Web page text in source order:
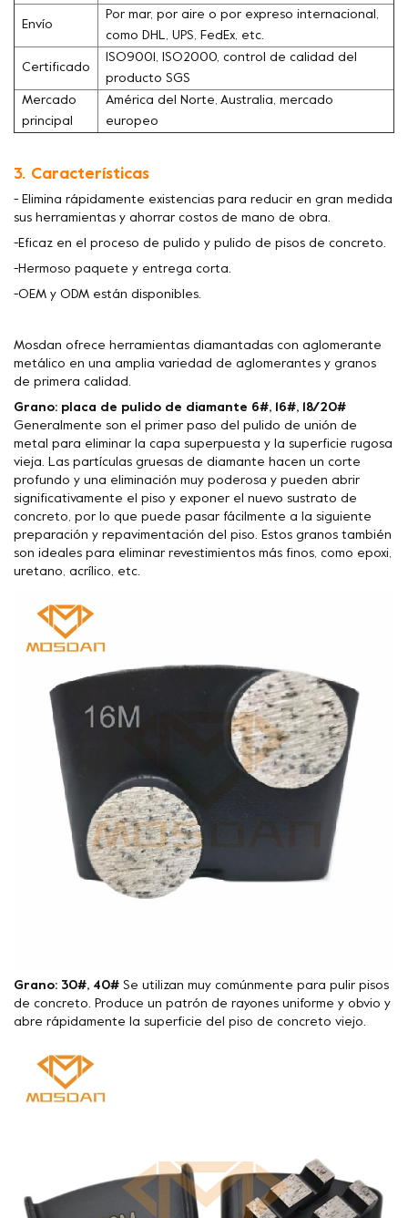
Envío
Por mar, por aire o por expreso internacional,
como DHL, UPS, FedEx, etc.
Certificado
ISO9001, ISO2000, control de calidad del
producto SGS
Mercado
principal
América del Norte, Australia, mercado
europeo
3. Características
- Elimina rápidamente existencias para reducir en gran medida
sus herramientas y ahorrar costos de mano de obra.
-Eficaz en el proceso de pulido y pulido de pisos de concreto.
-Hermoso paquete y entrega corta.
-OEM y ODM están disponibles.
Mosdan ofrece herramientas diamantadas con aglomerante
metálico en una amplia variedad de aglomerantes y granos
de primera calidad.
Grano: placa de pulido de diamante 6#, 16#, 18/20#
Generalmente son el primer paso del pulido de unión de
metal para eliminar la capa superpuesta y la superficie rugosa
vieja. Las partículas gruesas de diamante hacen un corte
profundo y una eliminación muy poderosa y pueden abrir
significativamente el piso y exponer el nuevo sustrato de
concreto, por lo que puede pasar fácilmente a la siguiente
preparación y repavimentación del piso. Estos granos también
son ideales para eliminar revestimientos más finos, como epoxi,
uretano, acrílico, etc.
Grano: 30#, 40# Se utilizan muy comúnmente para pulir pisos
de concreto. Produce un patrón de rayones uniforme y obvio y
abre rápidamente la superficie del piso de concreto viejo.